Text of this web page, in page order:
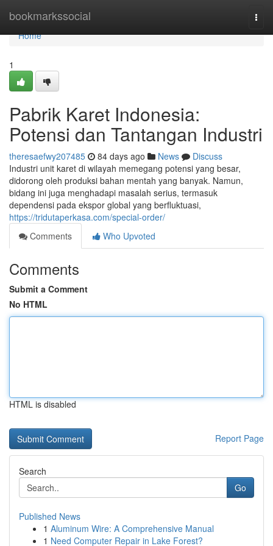
bookmarkssocial
Home
Home
1
Pabrik Karet Indonesia:
Potensi dan Tantangan Industri
theresaefwy207485 84 days ago News
Discuss
Industri unit karet di wilayah memegang potensi yang besar,
didorong oleh produksi bahan mentah yang banyak. Namun,
bidang ini juga menghadapi masalah serius, termasuk
dependensi pada ekspor global yang berfluktuasi,
https://tridutaperkasa.com/special-order/
Comments
Who Upvoted
Comments
Submit a Comment
No HTML
HTML is disabled
Report Page
Search
Go
Published News
1 Aluminum Wire: A Comprehensive Manual
1 Need Computer Repair in Lake Forest?